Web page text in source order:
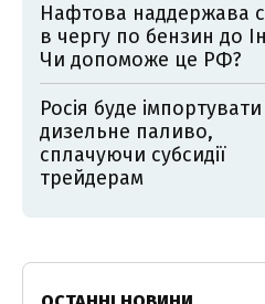
Нафтова наддержава
в чергу по бензин до
Чи допоможе це РФ?
Росія буде імпортувати
дизельне паливо,
сплачуючи субсидії
трейдерам